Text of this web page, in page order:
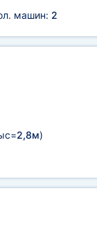
машин: 2
2,8м)